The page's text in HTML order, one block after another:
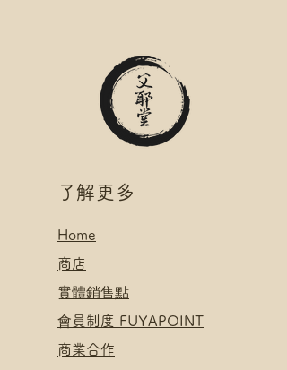
​了解更多
Home
​商店
​實體銷售點
​會員制度 FUYAPOINT
​商業合作